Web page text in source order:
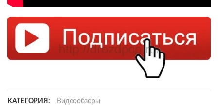
КАТЕГОРИЯ: Видеообзоры